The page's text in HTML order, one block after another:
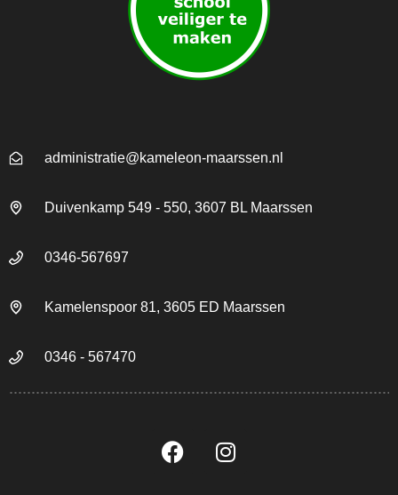
administratie@kameleon-maarssen.nl
Duivenkamp 549 - 550, 3607 BL Maarssen
0346-567697
Kamelenspoor 81, 3605 ED Maarssen
0346 - 567470